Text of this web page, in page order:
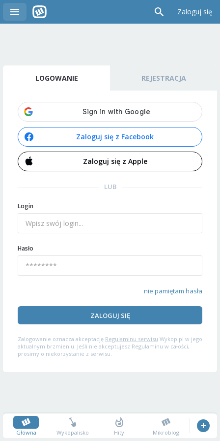
Zaloguj się
LOGOWANIE REJESTRACJA
Zaloguj się z Facebook
Zaloguj się z Apple
LUB
Login
Hasło
nie pamiętam hasła
ZALOGUJ SIĘ
Zalogowanie oznacza akceptację Regulaminu serwisu Wykop.pl w jego
aktualnym brzmieniu. Jeśli nie akceptujesz Regulaminu w całości,
prosimy o niekorzystanie z serwisu.
Główna Wykopalisko Hity Mikroblog